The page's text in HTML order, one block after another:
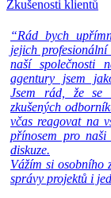
Zkušenosti klientů
“Rád bych
jejich
naší společnosti
agentury jsem
Jsem rád, že se
zkušených
včas reagovat na
přínosem pro naši
diskuze.
Vážím si osobního
správy projektů i